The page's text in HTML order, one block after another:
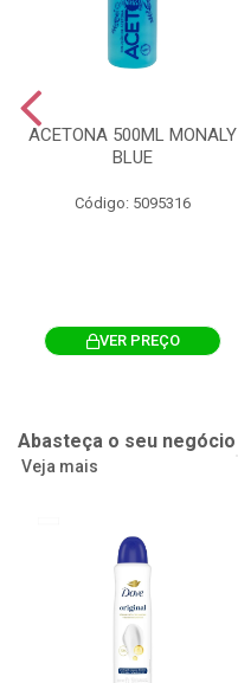
ACETONA 500ML MONALY
BLUE
Código: 5095316
VER PREÇO
Abasteça o seu negócio
Veja mais